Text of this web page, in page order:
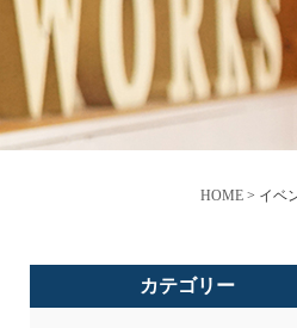
HOME > イベ
カテゴリー